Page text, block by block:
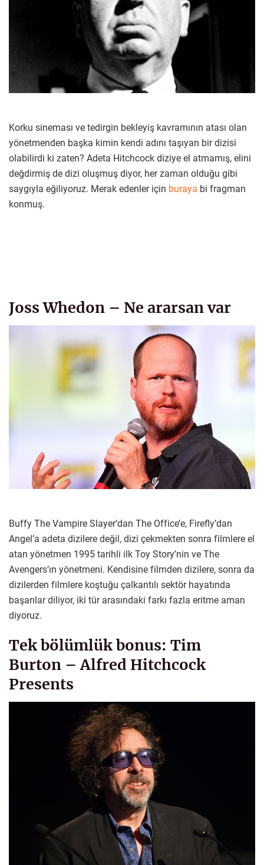
Korku sineması ve tedirgin bekleyiş kavramının atası olan
yönetmenden başka kimin kendi adını taşıyan bir dizisi
olabilirdi ki zaten? Adeta Hitchcock diziye el atmamış, elini
değdirmiş de dizi oluşmuş diyor, her zaman olduğu gibi
saygıyla eğiliyoruz. Merak edenler için buraya bi fragman
konmuş.
Joss Whedon – Ne ararsan var
Buffy The Vampire Slayer’dan The Office’e, Firefly’dan
Angel’a adeta dizilere değil, dizi çekmekten sonra filmlere el
atan yönetmen 1995 tarihli ilk Toy Story’nin ve The
Avengers’ın yönetmeni. Kendisine filmden dizilere, sonra da
dizilerden filmlere koştuğu çalkantılı sektör hayatında
başarılar diliyor, iki tür arasındaki farkı fazla eritme aman
diyoruz.
Tek bölümlük bonus: Tim
Burton – Alfred Hitchcock
Presents